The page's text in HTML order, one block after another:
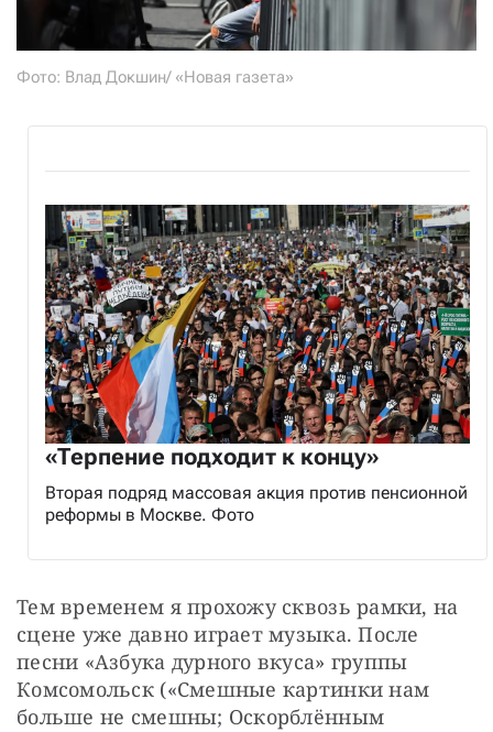
Фото: Влад Докшин/ «Новая газета»
«Терпение подходит к концу»
Вторая подряд массовая акция против пенсионной
реформы в Москве. Фото
Тем временем я прохожу сквозь рамки, на
сцене уже давно играет музыка. После
песни «Азбука дурного вкуса» группы
Комсомольск («Смешные картинки нам
больше не смешны; Оскорблённым